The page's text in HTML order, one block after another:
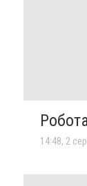
14:48, 2